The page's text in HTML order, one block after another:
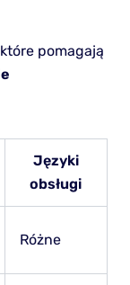
pomagają
Języki
obsługi
Różne